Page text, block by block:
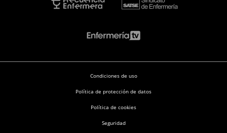
Condiciones de uso
Política de protección de datos
Política de cookies
Seguridad